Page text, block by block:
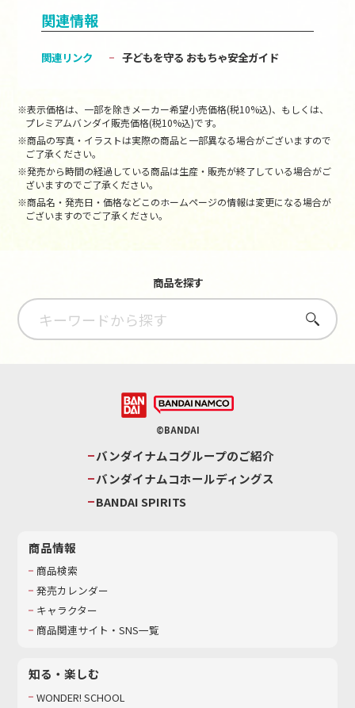
関連情報
関連リンク 子どもを守る おもちゃ安全ガイド
※表示価格は、一部を除きメーカー希望小売価格(税10%込)、もしくは、
プレミアムバンダイ販売価格(税10%込)です。
※商品の写真・イラストは実際の商品と一部異なる場合がございますので
ご了承ください。
※発売から時間の経過している商品は生産・販売が終了している場合がご
ざいますのでご了承ください。
※商品名・発売日・価格などこのホームページの情報は変更になる場合が
ございますのでご了承ください。
商品を探す
さがす
©BANDAI
バンダイナムコグループのご紹介
バンダイナムコホールディングス
BANDAI SPIRITS
商品情報
商品検索
発売カレンダー
キャラクター
商品関連サイト・SNS一覧
知る・楽しむ
WONDER! SCHOOL